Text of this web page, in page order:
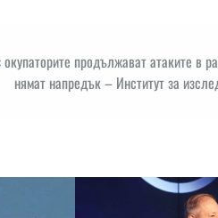
продължават атаките в
нямат напредък – Институт за